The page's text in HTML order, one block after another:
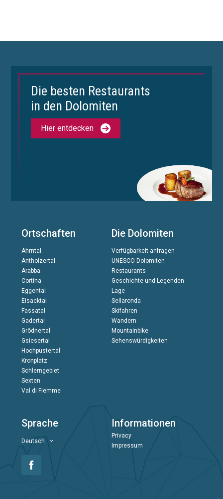
Die besten Restaurants
in den Dolomiten
Hier entdecken
Ortschaften
Ahrntal
Antholzertal
Arabba
Cortina
Eggental
Eisacktal
Fassatal
Gadertal
Grödnertal
Gsiesertal
Hochpustertal
Kronplatz
Schlerngebiet
Sexten
Val di Fiemme
Die Dolomiten
Verfügbarkeit anfragen
UNESCO Dolomiten
Restaurants
Geschichte und Legenden
Lage
Sellaronda
Skifahren
Wandern
Mountainbike
Sehenswürdigkeiten
Sprache
Deutsch
Informationen
Privacy
Impressum